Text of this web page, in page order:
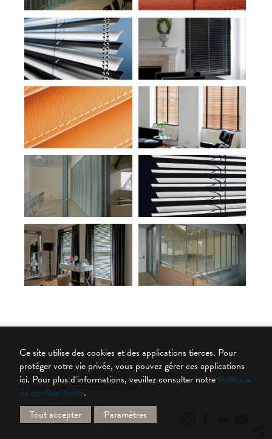
© 2026 Silent Gliss
Avertissement légal / Conditions le livraison
Déclaration de confidentialité
Cookie Settings
Ce site utilise des cookies et des applications tierces. Pour
protéger votre vie privée, vous pouvez gérer ces applications
ici. Pour plus d'informations, veuillez consulter notre Politique
de confidentialité.
Tout accepter
Paramètres